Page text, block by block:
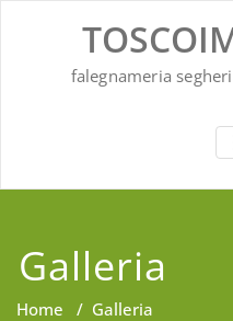
falegnameria
Galleria
Home / Galleria